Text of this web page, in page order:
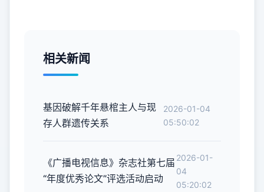
相关新闻
基因破解千年悬棺主人与现
存人群遗传关系
2026-01-04
05:50:02
《广播电视信息》杂志社第七届
“年度优秀论文”评选活动启动
2026-01-
04
05:20:02